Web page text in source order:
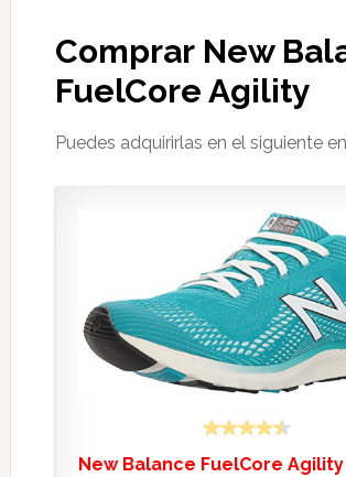
Comprar New
FuelCore Agility
Puedes adquirirlas en el siguiente
New Balance FuelCore Agility